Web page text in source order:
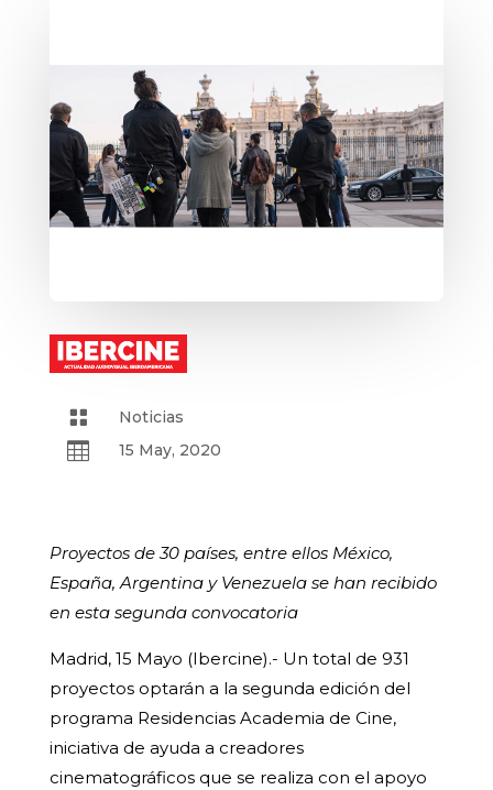
 Noticias
 15 May, 2020
Proyectos de 30 países, entre ellos México,
España, Argentina y Venezuela se han recibido
en esta segunda convocatoria
Madrid, 15 Mayo (Ibercine).- Un total de 931
proyectos optarán a la segunda edición del
programa Residencias Academia de Cine,
iniciativa de ayuda a creadores
cinematográficos que se realiza con el apoyo